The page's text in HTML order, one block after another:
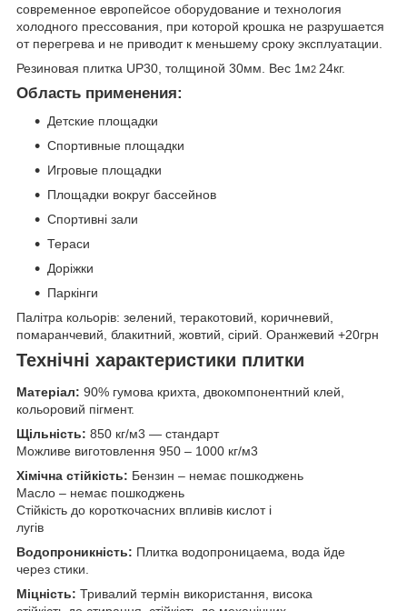
современное европейсое оборудование и технология
холодного прессования, при которой крошка не разрушается
от перегрева и не приводит к меньшему сроку эксплуатации.
Резиновая плитка UP30, толщиной 30мм. Вес 1м2 24кг.
Область применения:
Детские площадки
Спортивные площадки
Игровые площадки
Площадки вокруг бассейнов
Спортивні зали
Тераси
Доріжки
Паркінги
Палітра кольорів: зелений, теракотовий, коричневий,
помаранчевий, блакитний, жовтий, сірий. Оранжевий +20грн
Технічні характеристики плитки
Матеріал: 90% гумова крихта, двокомпонентний клей,
кольоровий пігмент.
Щільність: 850 кг/м3 — стандарт
Можливе виготовлення 950 – 1000 кг/м3
Хімічна стійкість: Бензин – немає пошкоджень
Масло – немає пошкоджень
Стійкість до короткочасних впливів кислот і
лугів
Водопроникність: Плитка водопроницаема, вода йде
через стики.
Міцність: Тривалий термін використання, висока